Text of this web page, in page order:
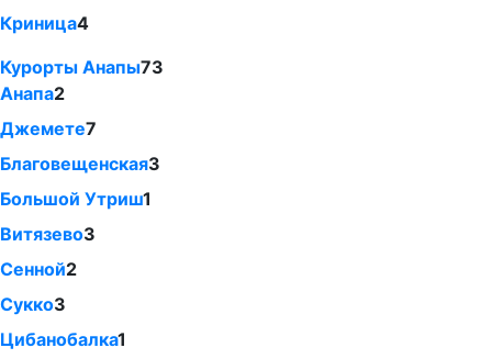
Криница4
Курорты Анапы73
Анапа2
Джемете7
Благовещенская3
Большой Утриш1
Витязево3
Сенной2
Сукко3
Цибанобалка1